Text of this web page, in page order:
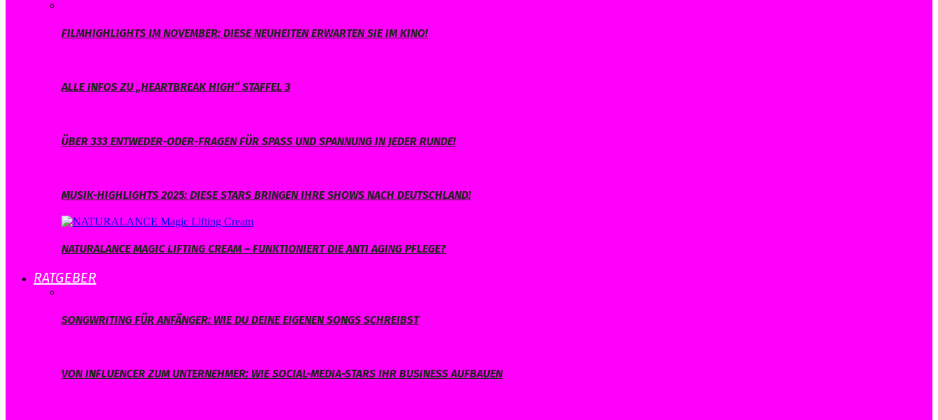
FILMHIGHLIGHTS IM NOVEMBER: DIESE NEUHEITEN ERWARTEN SIE IM KINO!
ALLE INFOS ZU „HEARTBREAK HIGH“ STAFFEL 3
ÜBER 333 ENTWEDER-ODER-FRAGEN FÜR SPASS UND SPANNUNG IN JEDER RUNDE!
MUSIK-HIGHLIGHTS 2025: DIESE STARS BRINGEN IHRE SHOWS NACH DEUTSCHLAND!
NATURALANCE MAGIC LIFTING CREAM – FUNKTIONIERT DIE ANTI AGING PFLEGE?
RATGEBER
SONGWRITING FÜR ANFÄNGER: WIE DU DEINE EIGENEN SONGS SCHREIBST
VON INFLUENCER ZUM UNTERNEHMER: WIE SOCIAL-MEDIA-STARS IHR BUSINESS AUFBAUEN